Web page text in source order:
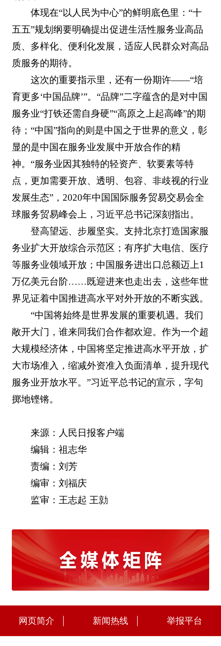
体现在“以人民为中心”的鲜明底色里：“十
五五”规划纲要明确提出促进生活性服务业高品
质、多样化、便利化发展，适应人民群众对高品
质服务的期待。
这次的重要指示里，还有一份期许——“培
育更多‘中国品牌’”。“品牌”二字蕴含的是对中国
服务业“打铁还需自身硬”“高原之上起高峰”的期
待；“中国”指向的则是中国之于世界的意义，彰
显的是中国在服务业发展中开放合作的精
神。“服务业因其独特的轻资产、软要素等特
点，更加需要开放、透明、包容、非歧视的行业
发展生态”，2020年中国国际服务贸易交易会全
球服务贸易峰会上，习近平总书记深刻指出。
登高望远、步履坚实。支持北京打造国家服
务业扩大开放综合示范区；有序扩大电信、医疗
等服务业领域开放；中国服务进出口总额迈上1
万亿美元台阶……既迎进来也走出去，这些年世
界见证着中国推进高水平对外开放的不断实践。
“中国将始终是世界发展的重要机遇。我们
敞开大门，谁来同我们合作都欢迎。作为一个超
大规模经济体，中国将坚定推进高水平开放，扩
大市场准入，缩减外资准入负面清单，提升现代
服务业开放水平。”习近平总书记的宣示，字句
掷地铿锵。
来源：人民日报客户端
编辑：祖志华
责编：刘芳
编审：刘福庆
监审：王志起 王勍
网页简介 新闻热线 举报平台